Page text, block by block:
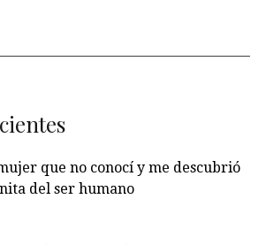
que no conocí y me descubrió
del ser humano